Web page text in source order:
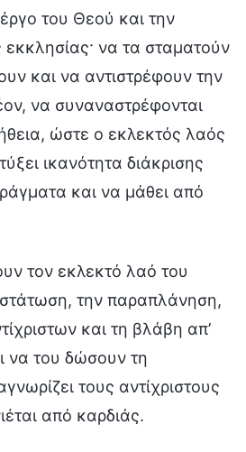
του Θεού και την
εκκλησίας· να τα σταματούν
και να αντιστρέφουν την
να συναναστρέφονται
ώστε ο εκλεκτός λαός
ικανότητα διάκρισης
και να μάθει από
τον εκλεκτό λαό του
την παραπλάνηση,
και τη βλάβη απ’
να του δώσουν τη
τους αντίχριστους
από καρδιάς.